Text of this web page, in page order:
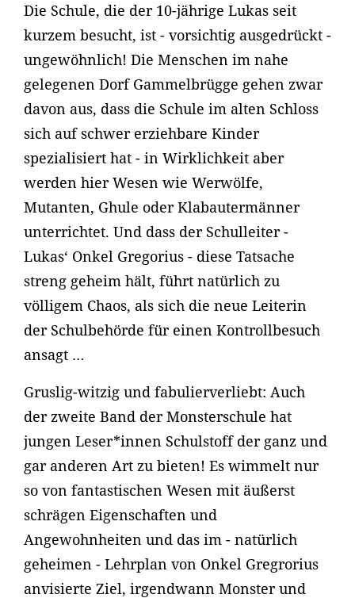
Die Schule, die der 10-jährige Lukas seit
kurzem besucht, ist - vorsichtig ausgedrückt -
ungewöhnlich! Die Menschen im nahe
gelegenen Dorf Gammelbrügge gehen zwar
davon aus, dass die Schule im alten Schloss
sich auf schwer erziehbare Kinder
spezialisiert hat - in Wirklichkeit aber
werden hier Wesen wie Werwölfe,
Mutanten, Ghule oder Klabautermänner
unterrichtet. Und dass der Schulleiter -
Lukas‘ Onkel Gregorius - diese Tatsache
streng geheim hält, führt natürlich zu
völligem Chaos, als sich die neue Leiterin
der Schulbehörde für einen Kontrollbesuch
ansagt …
Gruslig-witzig und fabulierverliebt: Auch
der zweite Band der Monsterschule hat
jungen Leser*innen Schulstoff der ganz und
gar anderen Art zu bieten! Es wimmelt nur
so von fantastischen Wesen mit äußerst
schrägen Eigenschaften und
Angewohnheiten und das im - natürlich
geheimen - Lehrplan von Onkel Gregrorius
anvisierte Ziel, irgendwann Monster und